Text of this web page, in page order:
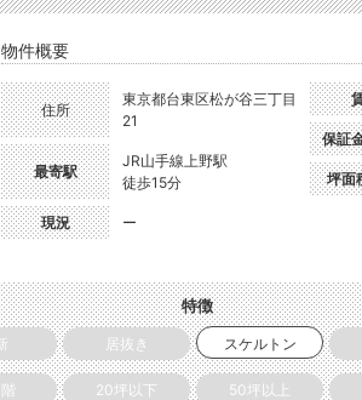
物件概要
住所
東京都台東区松が谷三丁目
21
最寄駅
JR山手線上野駅
徒歩15分
現況 ー
保証
坪面
特徴
居抜き スケルトン
20坪以下 50坪以上